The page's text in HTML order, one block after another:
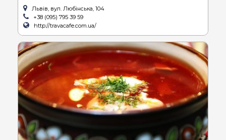
Львів, вул. Любінська, 104
+38 (095) 795 39 59
http://travacafe.com.ua/